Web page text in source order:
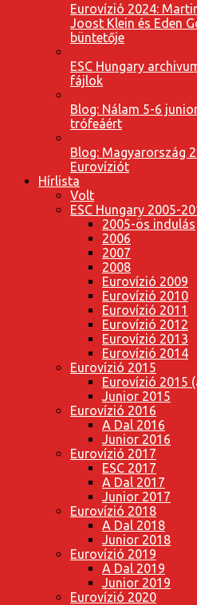
Eurovízió 2024:
Joost Klein és Eden
büntetője
ESC Hungary
fájlok
Blog: Nálam 5-6
trófeáért
Blog: Magyarország
Eurovíziót
Hírlista
Volt
ESC Hungary 2005-
2005-ös indulás
2006
2007
2008
Eurovízió 2009
Eurovízió 2010
Eurovízió 2011
Eurovízió 2012
Eurovízió 2013
Eurovízió 2014
Eurovízió 2015
Eurovízió 2015
Junior 2015
Eurovízió 2016
A Dal 2016
Junior 2016
Eurovízió 2017
ESC 2017
A Dal 2017
Junior 2017
Eurovízió 2018
A Dal 2018
Junior 2018
Eurovízió 2019
A Dal 2019
Junior 2019
Eurovízió 2020